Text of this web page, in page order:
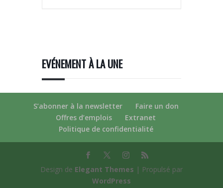
EVÉNEMENT À LA UNE
S’abonner à la newsletter
Faire un don
Offres d’emplois
Extranet
Politique de confidentialité
Design de Elegant Themes | Propulsé par
WordPress